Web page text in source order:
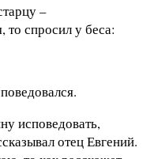
–
то спросил у беса:
исповедовать,
отец Евгений.